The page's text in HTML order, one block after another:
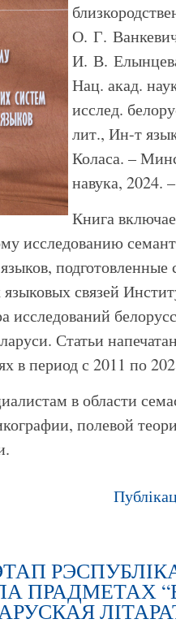
О. Г.
И. В.
Нац. акад.
исслед.
лит., Ин-т
Коласа. –
навука, 2024.
Книга
исследованию
языковых связей
исследований
Статьи
в период с 2011 по
в области
полевой
ПРАДМЕТАХ